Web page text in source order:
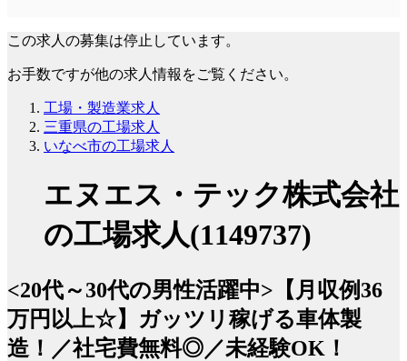
この求人の募集は停止しています。
お手数ですが他の求人情報をご覧ください。
工場・製造業求人
三重県の工場求人
いなべ市の工場求人
エヌエス・テック株式会社
の工場求人(1149737)
<20代～30代の男性活躍中>【月収例36
万円以上☆】ガッツリ稼げる車体製
造！／社宅費無料◎／未経験OK！